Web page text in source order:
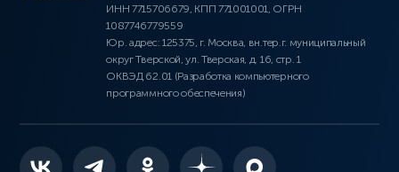
ИНН 7715706679, КПП 771001001, ОГРН
1087746779559
Юр. адрес: 125375, г. Москва, вн.тер.г. муниципальный
округ Тверской, ул. Тверская, д. 16, стр. 1
ОКВЭД 62.01 (Разработка компьютерного
программного обеспечения)